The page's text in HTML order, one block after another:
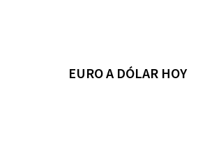
EURO A DÓLAR HOY